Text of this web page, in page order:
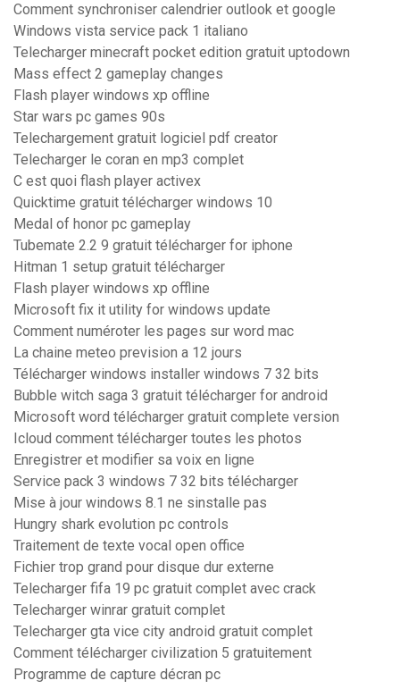
Comment synchroniser calendrier outlook et google
Windows vista service pack 1 italiano
Telecharger minecraft pocket edition gratuit uptodown
Mass effect 2 gameplay changes
Flash player windows xp offline
Star wars pc games 90s
Telechargement gratuit logiciel pdf creator
Telecharger le coran en mp3 complet
C est quoi flash player activex
Quicktime gratuit télécharger windows 10
Medal of honor pc gameplay
Tubemate 2.2 9 gratuit télécharger for iphone
Hitman 1 setup gratuit télécharger
Flash player windows xp offline
Microsoft fix it utility for windows update
Comment numéroter les pages sur word mac
La chaine meteo prevision a 12 jours
Télécharger windows installer windows 7 32 bits
Bubble witch saga 3 gratuit télécharger for android
Microsoft word télécharger gratuit complete version
Icloud comment télécharger toutes les photos
Enregistrer et modifier sa voix en ligne
Service pack 3 windows 7 32 bits télécharger
Mise à jour windows 8.1 ne sinstalle pas
Hungry shark evolution pc controls
Traitement de texte vocal open office
Fichier trop grand pour disque dur externe
Telecharger fifa 19 pc gratuit complet avec crack
Telecharger winrar gratuit complet
Telecharger gta vice city android gratuit complet
Comment télécharger civilization 5 gratuitement
Programme de capture décran pc